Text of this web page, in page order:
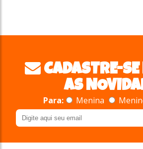
CADASTRE-SE
AS
Para: Menina